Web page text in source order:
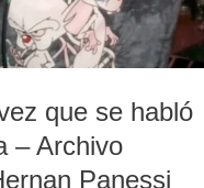
que se habló
– Archivo
Panessi